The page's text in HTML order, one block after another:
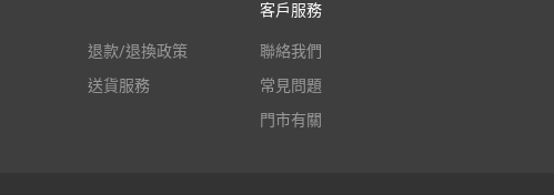
退款/退換政策
送貨服務
客戶服務
聯絡我們
常見問題
門市有關